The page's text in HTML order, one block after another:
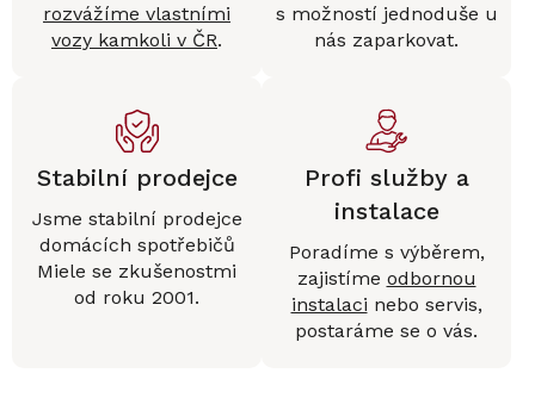
rozvážíme vlastními
vozy kamkoli v ČR.
s možností jednoduše u
nás zaparkovat.
Stabilní prodejce
Jsme stabilní prodejce
domácích spotřebičů
Miele se zkušenostmi
od roku 2001.
Profi služby a
instalace
Poradíme s výběrem,
zajistíme odbornou
instalaci nebo servis,
postaráme se o vás.